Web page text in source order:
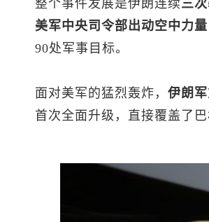
整个事件发展是伊朗连续三
美军中央司令部出动空中力
90处军事目标。
面对美军的猛烈轰炸， 伊朗
首次全面升级，直接覆盖了